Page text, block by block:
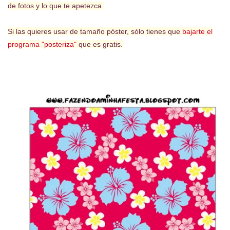
de fotos y lo que te apetezca.
Si las quieres usar de tamaño póster, sólo tienes que bajarte el
programa "posteriza" que es gratis.